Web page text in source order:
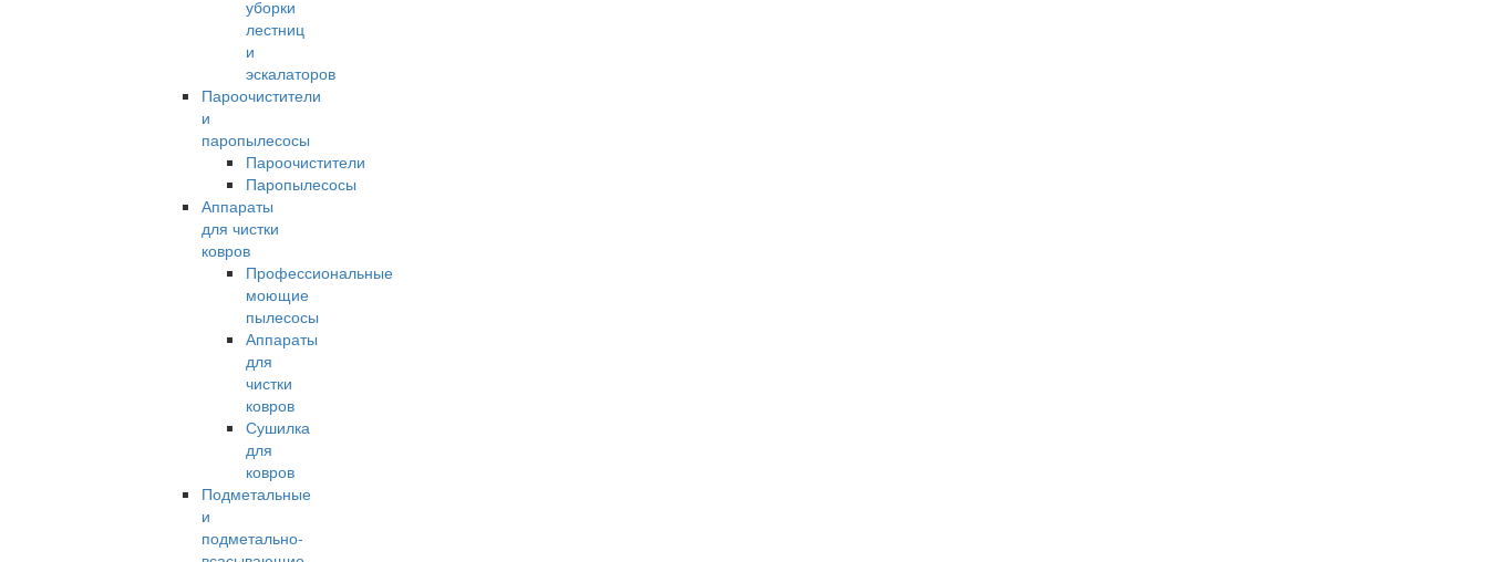
уборки
лестниц
и
эскалаторов
Пароочистители
и
паропылесосы
Пароочистители
Паропылесосы
Аппараты
для чистки
ковров
Профессиональные
моющие
пылесосы
Аппараты
для
чистки
ковров
Сушилка
для
ковров
Подметальные
и
подметально-